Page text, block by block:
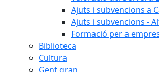
Ajuts i subvencions a
Ajuts i subvencions -
Formació per a
Biblioteca
Cultura